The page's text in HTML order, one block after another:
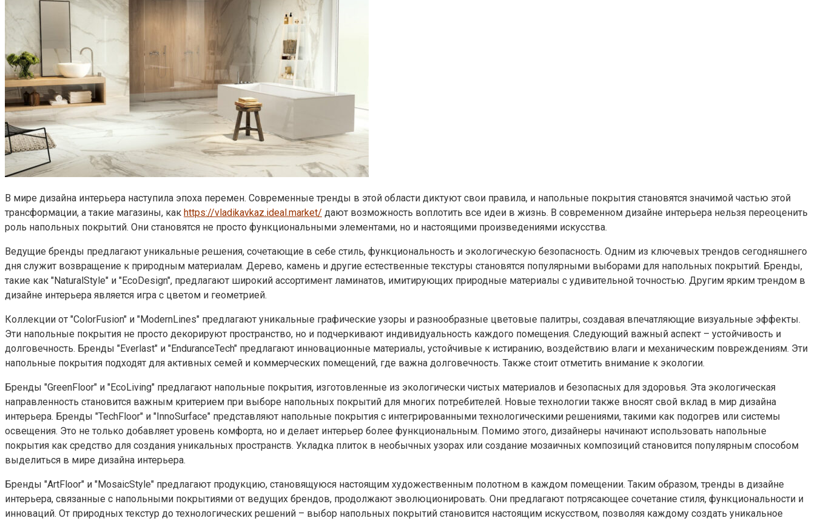
В мире дизайна интерьера наступила эпоха перемен. Современные тренды в этой области диктуют свои правила, и напольные покрытия становятся значимой частью этой
трансформации, а такие магазины, как https://vladikavkaz.ideal.market/ дают возможность воплотить все идеи в жизнь. В современном дизайне интерьера нельзя переоценить
роль напольных покрытий. Они становятся не просто функциональными элементами, но и настоящими произведениями искусства.
Ведущие бренды предлагают уникальные решения, сочетающие в себе стиль, функциональность и экологическую безопасность. Одним из ключевых трендов сегодняшнего
дня служит возвращение к природным материалам. Дерево, камень и другие естественные текстуры становятся популярными выборами для напольных покрытий. Бренды,
такие как "NaturalStyle" и "EcoDesign", предлагают широкий ассортимент ламинатов, имитирующих природные материалы с удивительной точностью. Другим ярким трендом в
дизайне интерьера является игра с цветом и геометрией.
Коллекции от "ColorFusion" и "ModernLines" предлагают уникальные графические узоры и разнообразные цветовые палитры, создавая впечатляющие визуальные эффекты.
Эти напольные покрытия не просто декорируют пространство, но и подчеркивают индивидуальность каждого помещения. Следующий важный аспект – устойчивость и
долговечность. Бренды "Everlast" и "EnduranceTech" предлагают инновационные материалы, устойчивые к истиранию, воздействию влаги и механическим повреждениям. Эти
напольные покрытия подходят для активных семей и коммерческих помещений, где важна долговечность. Также стоит отметить внимание к экологии.
Бренды "GreenFloor" и "EcoLiving" предлагают напольные покрытия, изготовленные из экологически чистых материалов и безопасных для здоровья. Эта экологическая
направленность становится важным критерием при выборе напольных покрытий для многих потребителей. Новые технологии также вносят свой вклад в мир дизайна
интерьера. Бренды "TechFloor" и "InnoSurface" представляют напольные покрытия с интегрированными технологическими решениями, такими как подогрев или системы
освещения. Это не только добавляет уровень комфорта, но и делает интерьер более функциональным. Помимо этого, дизайнеры начинают использовать напольные
покрытия как средство для создания уникальных пространств. Укладка плиток в необычных узорах или создание мозаичных композиций становится популярным способом
выделиться в мире дизайна интерьера.
Бренды "ArtFloor" и "MosaicStyle" предлагают продукцию, становящуюся настоящим художественным полотном в каждом помещении. Таким образом, тренды в дизайне
интерьера, связанные с напольными покрытиями от ведущих брендов, продолжают эволюционировать. Они предлагают потрясающее сочетание стиля, функциональности и
инноваций. От природных текстур до технологических решений – выбор напольных покрытий становится настоящим искусством, позволяя каждому создать уникальное